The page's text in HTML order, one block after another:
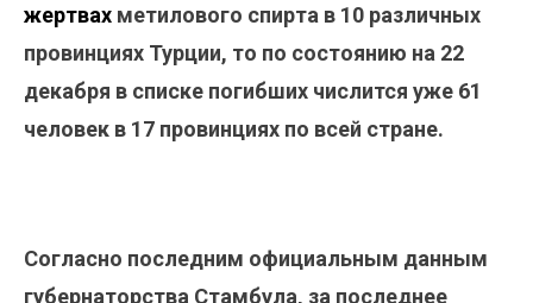
жертвах метилового спирта в 10 различных
провинциях Турции, то по состоянию на 22
декабря в списке погибших числится уже 61
человек в 17 провинциях по всей стране.
Согласно последним официальным данным
губернаторства Стамбула, за последнее